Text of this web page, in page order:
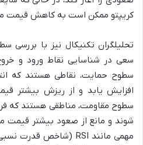
کریپتو ممکن است به کاهش قیمت
تحلیلگران تکنیکال نیز با
سعی در شناسایی نقاط ورود و
سطوح حمایت، نقاطی هستند که
افزایش یابد و از ریزش بیشتر
سطوح مقاومت، مناطقی هستند که
شوند و مانع از صعود بیشتر قیمت